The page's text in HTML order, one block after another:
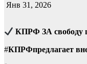
Янв 31, 2026
КПРФ ЗА свободу
#КПРФпредлагает